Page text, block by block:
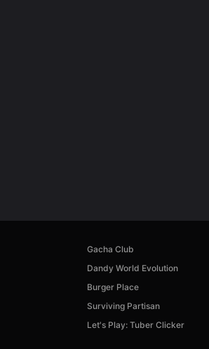
Gacha Club
Dandy World Evolution
Burger Place
Surviving Partisan
Let's Play: Tuber Clicker